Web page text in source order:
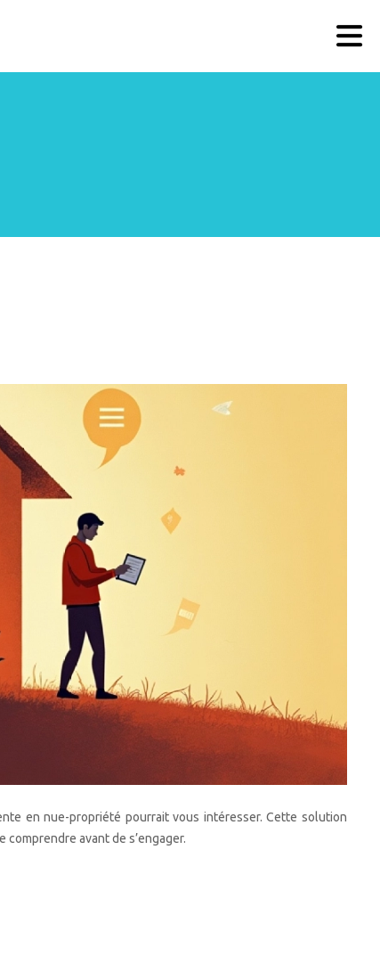
en nue-propriété pourrait vous intéresser. Cette solution
avant de s’engager.